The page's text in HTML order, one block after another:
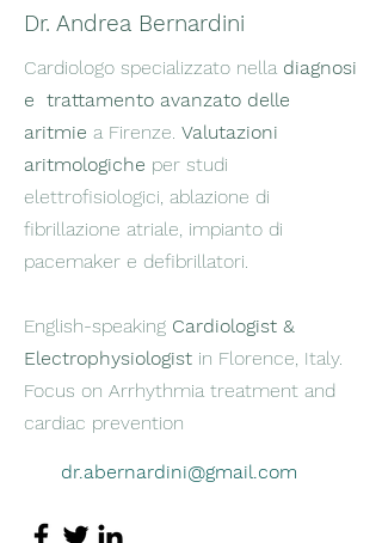
Dr. Andrea Bernardini
Cardiologo specializzato nella diagnosi
e trattamento avanzato delle
aritmie a Firenze. Valutazioni
aritmologiche per studi
elettrofisiologici, ablazione di
fibrillazione atriale, impianto di
pacemaker e defibrillatori.
English-speaking Cardiologist &
Electrophysiologist in Florence, Italy.
Focus on Arrhythmia treatment and
cardiac prevention
dr.abernardini@gmail.com